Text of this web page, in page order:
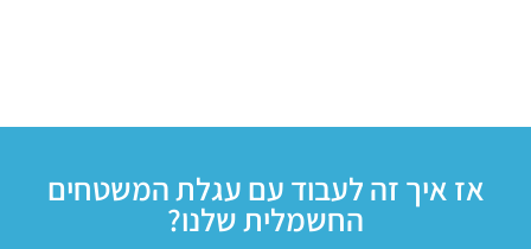
אז איך זה לעבוד עם עגלת המשטחים
החשמלית שלנו?